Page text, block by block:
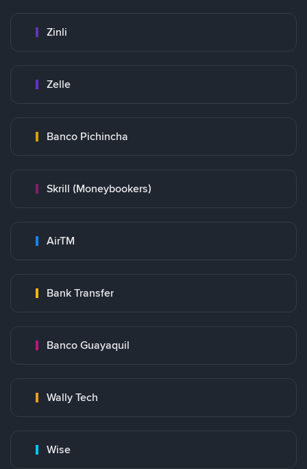
Zinli
Zelle
Banco Pichincha
Skrill (Moneybookers)
AirTM
Bank Transfer
Banco Guayaquil
Wally Tech
Wise